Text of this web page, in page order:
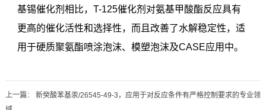
基锡催化剂相比，T-125催化剂对氨基甲酸酯反应具有
更高的催化活性和选择性，而且改善了水解稳定性，适
用于硬质聚氨酯喷涂泡沫、模塑泡沫及CASE应用中。
上一篇： 新癸酸苯基汞/26545-49-3，应用于对反应条件有严格控制要求的专业领